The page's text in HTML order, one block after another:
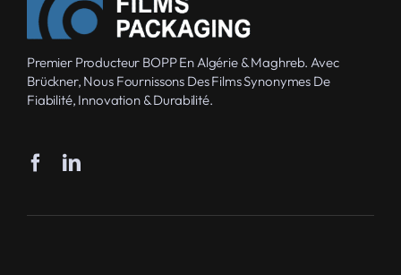
Premier Producteur BOPP En Algérie & Maghreb. Avec
Brückner, Nous Fournissons Des Films Synonymes De
Fiabilité, Innovation & Durabilité.